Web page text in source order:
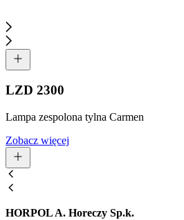
LZD 2300
Lampa zespolona tylna Carmen
Zobacz więcej
HORPOL A. Horeczy Sp.k.